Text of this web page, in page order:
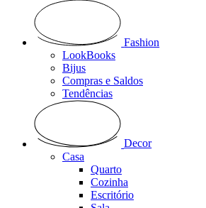
Fashion
LookBooks
Bijus
Compras e Saldos
Tendências
Decor
Casa
Quarto
Cozinha
Escritório